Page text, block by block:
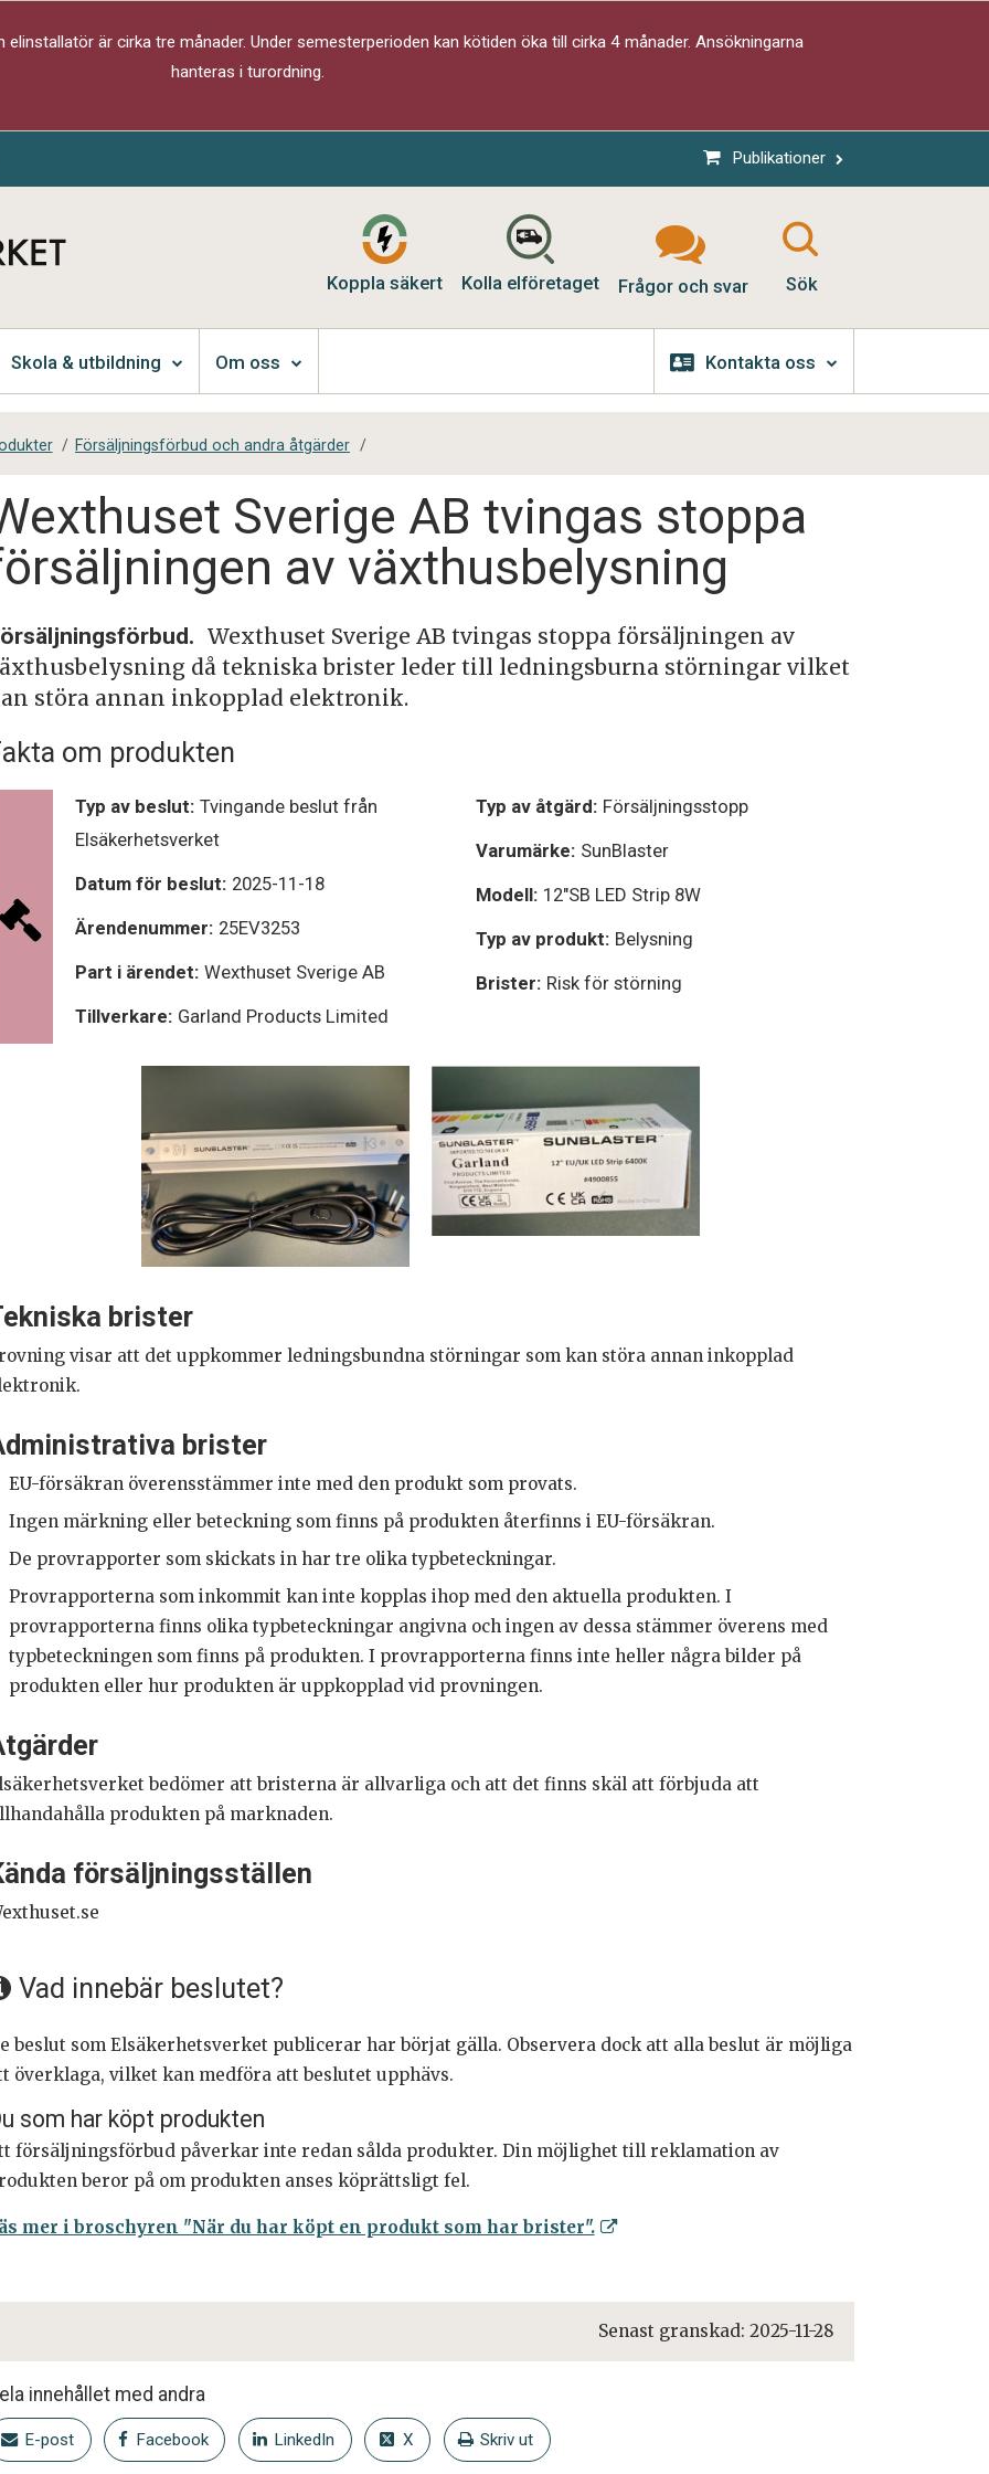
är cirka tre månader. Under semesterperioden kan kötiden öka till cirka 4 månader. Ansökningarna
hanteras i turordning.
Publikationer
Koppla säkert Kolla elföretaget Frågor och svar Sök
Skola & utbildning Om oss Kontakta oss
/ Försäljningsförbud och andra åtgärder /
Sverige AB tvingas stoppa
av växthusbelysning
Wexthuset Sverige AB tvingas stoppa försäljningen av
då tekniska brister leder till ledningsburna störningar vilket
störa annan inkopplad elektronik.
om produkten
Typ av beslut: Tvingande beslut från
Elsäkerhetsverket
Datum för beslut: 2025-11-18
Ärendenummer: 25EV3253
Part i ärendet: Wexthuset Sverige AB
Tillverkare: Garland Products Limited
Typ av åtgärd: Försäljningsstopp
Varumärke: SunBlaster
Modell: 12"SB LED Strip 8W
Typ av produkt: Belysning
Brister: Risk för störning
brister
visar att det uppkommer ledningsbundna störningar som kan störa annan inkopplad
brister
EU-försäkran överensstämmer inte med den produkt som provats.
Ingen märkning eller beteckning som finns på produkten återfinns i EU-försäkran.
De provrapporter som skickats in har tre olika typbeteckningar.
Provrapporterna som inkommit kan inte kopplas ihop med den aktuella produkten. I
provrapporterna finns olika typbeteckningar angivna och ingen av dessa stämmer överens med
typbeteckningen som finns på produkten. I provrapporterna finns inte heller några bilder på
produkten eller hur produkten är uppkopplad vid provningen.
bedömer att bristerna är allvarliga och att det finns skäl att förbjuda att
produkten på marknaden.
försäljningsställen
Vad innebär beslutet?
beslut som Elsäkerhetsverket publicerar har börjat gälla. Observera dock att alla beslut är möjliga
överklaga, vilket kan medföra att beslutet upphävs.
som har köpt produkten
försäljningsförbud påverkar inte redan sålda produkter. Din möjlighet till reklamation av
beror på om produkten anses köprättsligt fel.
mer i broschyren "När du har köpt en produkt som har brister".
Senast granskad: 2025-11-28
innehållet med andra
E-post Facebook LinkedIn X Skriv ut